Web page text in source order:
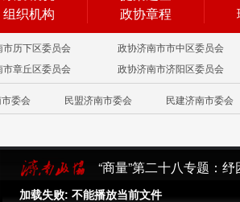
组织机构
政协章程
市历下区委员会
政协济南市市中区委员会
市章丘区委员会
政协济南市济阳区委员会
委会 民盟济南市委会 民建济南市委会
“商量”第二十八专题：
加载失败: 不能播放当前文件